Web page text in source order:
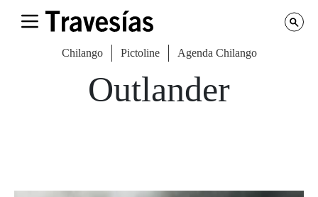
Chilango Pictoline Agenda Chilango
Outlander